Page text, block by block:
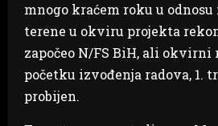
mnogo kraćem roku u odnosu
terene u okviru projekta
započeo N/FS BiH, ali okvirni
početku izvođenja radova, 1.
probijen.